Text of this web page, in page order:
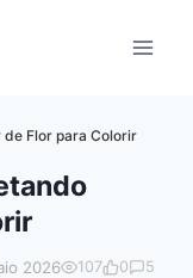
de Flor para Colorir
2026 107 0 5